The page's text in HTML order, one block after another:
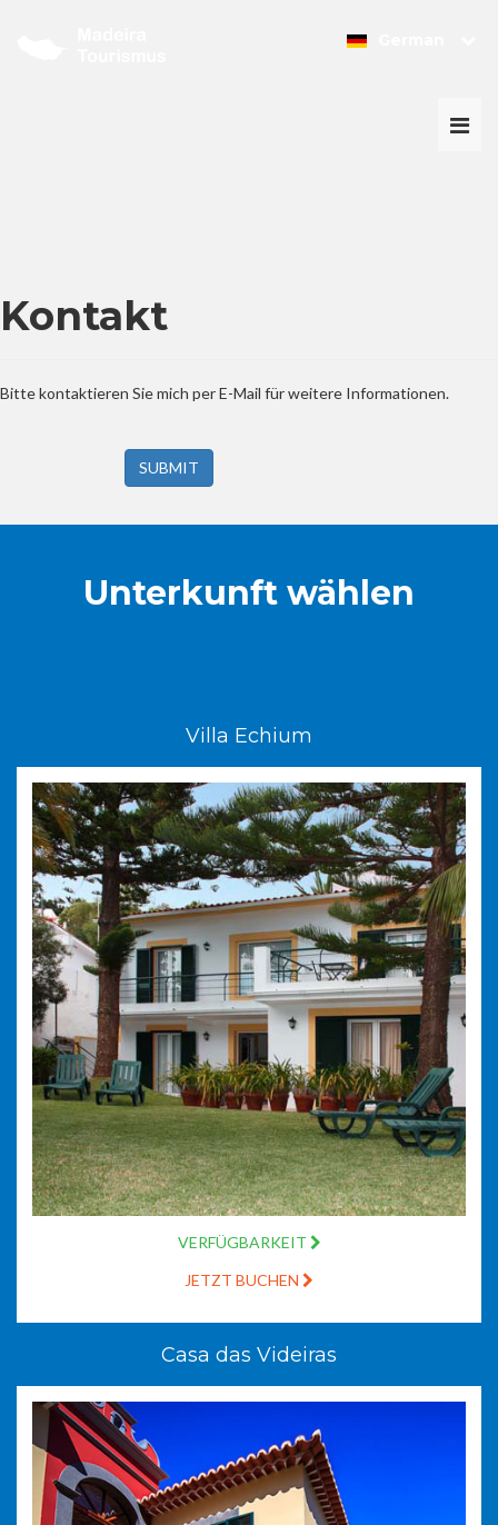
Kontakt
Bitte kontaktieren Sie mich per E-Mail für weitere Informationen.
SUBMIT
Unterkunft wählen
Villa Echium
VERFÜGBARKEIT
JETZT BUCHEN
Casa das Videiras